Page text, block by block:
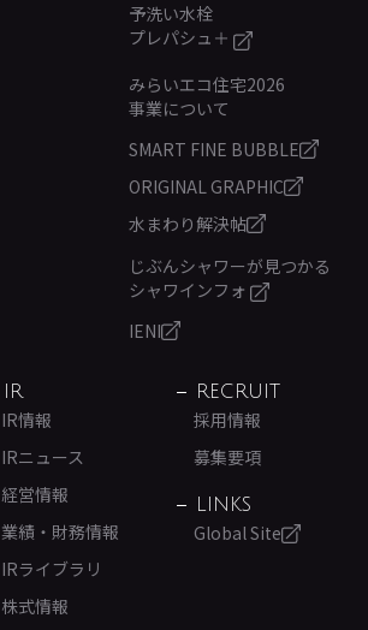
予洗い水栓
プレパシュ＋
みらいエコ住宅2026
事業について
SMART FINE BUBBLE
ORIGINAL GRAPHIC
水まわり解決帖
じぶんシャワーが見つかる
シャワインフォ
IENI
IR
IR情報
IRニュース
経営情報
業績・財務情報
IRライブラリ
株式情報
RECRUIT
採用情報
募集要項
LINKS
Global Site